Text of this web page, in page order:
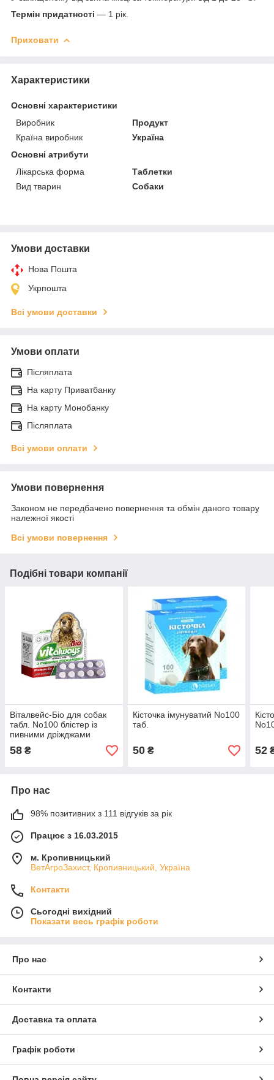
Термін придатності — 1 рік.
Приховати
Характеристики
Основні характеристики
Виробник
Продукт
Країна виробник
Україна
Основні атрибути
Лікарська форма
Таблетки
Вид тварин
Собаки
Умови доставки
Нова Пошта
Укрпошта
Всі умови доставки
Умови оплати
Післяплата
На карту Приватбанку
На карту Монобанку
Післяплата
Всі умови оплати
Умови повернення
Законом не передбачено повернення та обмін даного товару
належної якості
Всі умови повернення
Подібні товари компанії
Віталвейс-Біо для собак
табл. No100 блістер із
пивними дріжджами
58 ₴
Кісточка імунуватий No100
таб.
50₴ 52
Про нас
98% позитивних з 111 відгуків за рік
Працює з 16.03.2015
м. Кропивницький
ВетАгроЗахист, Кропивницький, Україна
Контакти
Сьогодні вихідний
Показати весь графік роботи
Про нас
Контакти
Доставка та оплата
Графік роботи